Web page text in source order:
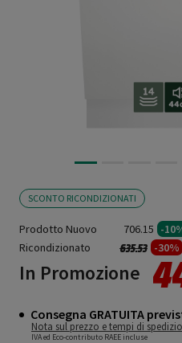
SCONTO RICONDIZIONATI
Prodotto Nuovo 706.15 -
Ricondizionato
Prezzo
635.53a -30%
In Promozione
Consegna GRATUITA
Nota sul prezzo e tempi di
IVA ed Eco-contributo RAEE incluse